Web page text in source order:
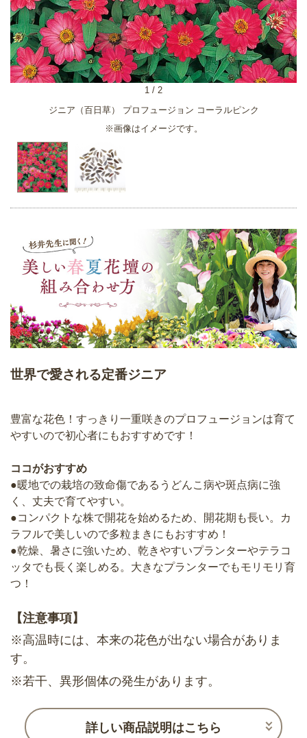
ジニア（百日草） プロフュージョン コーラルピンク
※画像はイメージです。
1 / 2
世界で愛される定番ジニア
豊富な花色！すっきり一重咲きのプロフュージョンは育て
やすいので初心者にもおすすめです！
ココがおすすめ
●暖地での栽培の致命傷であるうどんこ病や斑点病に強
く、丈夫で育てやすい。
●コンパクトな株で開花を始めるため、開花期も長い。カ
ラフルで美しいので多粒まきにもおすすめ！
●乾燥、暑さに強いため、乾きやすいプランターやテラコ
ッタでも長く楽しめる。大きなプランターでもモリモリ育
つ！
【注意事項】
※高温時には、本来の花色が出ない場合がありま
す。
※若干、異形個体の発生があります。
詳しい商品説明はこちら